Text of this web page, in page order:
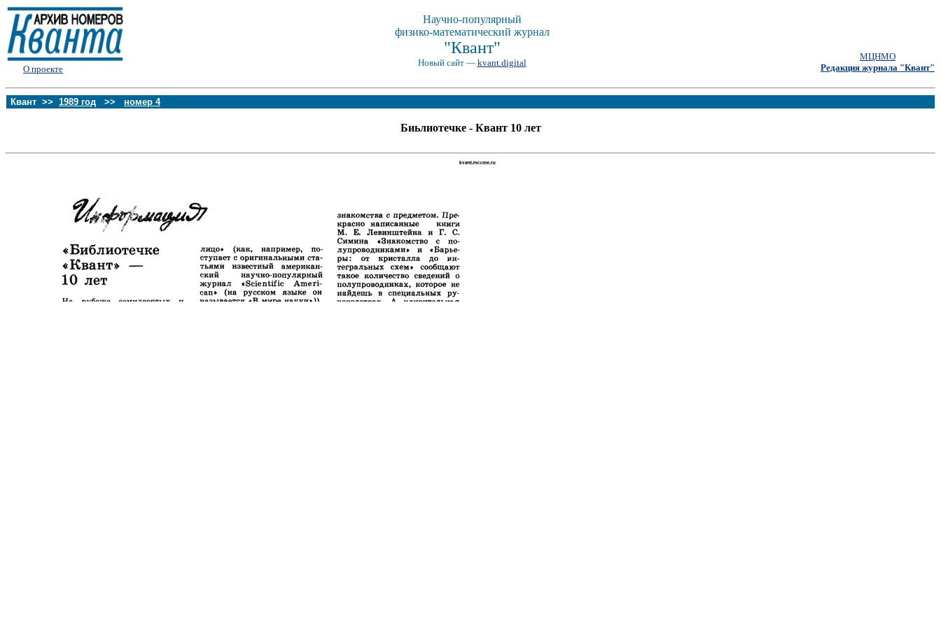
О проекте
Научно-популярный
физико-математический журнал
"Квант"
Новый сайт — kvant.digital
МЦНМО
Редакция журнала "Квант"
Квант >> 1989 год >> номер 4
Биьлиотечке - Квант 10 лет